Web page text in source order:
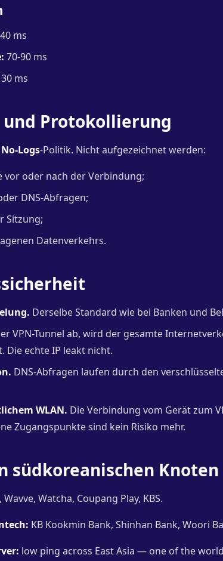
ms
70-90 ms
ms
und Protokollierung
No-Logs-Politik. Nicht aufgezeichnet werden:
vor oder nach der Verbindung;
DNS-Abfragen;
Sitzung;
Datenverkehrs.
Derselbe Standard wie bei Banken und
VPN-Tunnel ab, wird der gesamte
Die echte IP leakt nicht.
DNS-Abfragen laufen durch den
WLAN. Die Verbindung vom Gerät zum
Zugangspunkte sind kein Risiko mehr.
südkoreanischen
Wavve, Watcha, Coupang Play, KBS.
KB Kookmin Bank, Shinhan Bank, Woori
low ping across East Asia — one of the